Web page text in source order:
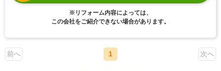
※リフォーム内容によっては、
この会社をご紹介できない場合があります。
前へ 1 次へ